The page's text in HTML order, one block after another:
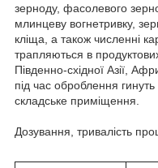
зерноду, фасолевого
млинцеву вогнетривку,
кліща, а також численні
трапляються в
Південно-східної Азії,
під час оброблення
складське приміщення.
Дозування, тривалість